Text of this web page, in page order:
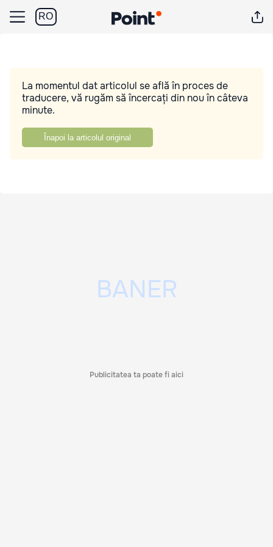
RO
La momentul dat articolul se află în proces de
traducere, vă rugăm să încercați din nou în câteva
minute.
Înapoi la articolul original
Publicitatea ta poate fi aici